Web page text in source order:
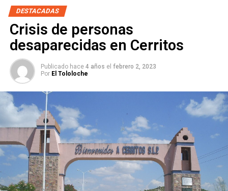
DESTACADAS
Crisis de personas
desaparecidas en Cerritos
Publicado hace 4 años el febrero 2, 2023
Por El Tololoche